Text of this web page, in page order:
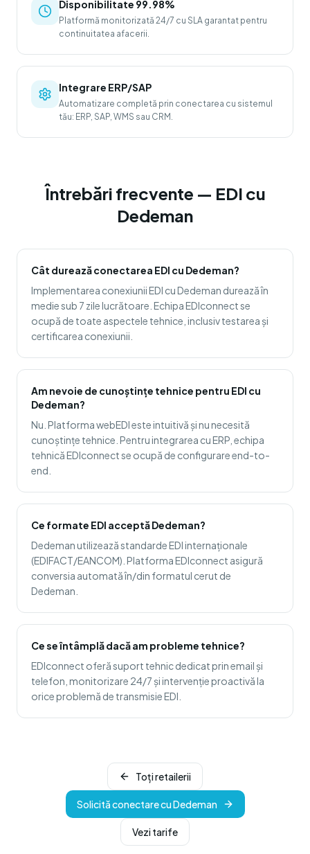
Disponibilitate 99.98%
Platformă monitorizată 24/7 cu SLA garantat pentru
continuitatea afacerii.
Integrare ERP/SAP
Automatizare completă prin conectarea cu sistemul
tău: ERP, SAP, WMS sau CRM.
Întrebări frecvente — EDI cu
Dedeman
Cât durează conectarea EDI cu Dedeman?
Implementarea conexiunii EDI cu Dedeman durează în
medie sub 7 zile lucrătoare. Echipa EDIconnect se
ocupă de toate aspectele tehnice, inclusiv testarea și
certificarea conexiunii.
Am nevoie de cunoștințe tehnice pentru EDI cu
Dedeman?
Nu. Platforma webEDI este intuitivă și nu necesită
cunoștințe tehnice. Pentru integrarea cu ERP, echipa
tehnică EDIconnect se ocupă de configurare end-to-
end.
Ce formate EDI acceptă Dedeman?
Dedeman utilizează standarde EDI internaționale
(EDIFACT/EANCOM). Platforma EDIconnect asigură
conversia automată în/din formatul cerut de
Dedeman.
Ce se întâmplă dacă am probleme tehnice?
EDIconnect oferă suport tehnic dedicat prin email și
telefon, monitorizare 24/7 și intervenție proactivă la
orice problemă de transmisie EDI.
Toți retailerii
Solicită conectare cu Dedeman
Vezi tarife